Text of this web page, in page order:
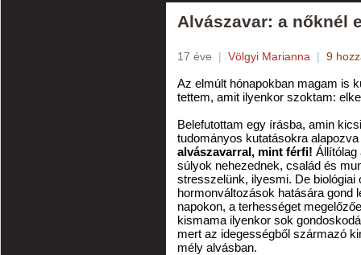
Alvászavar: a nőknél
17 éve | Völgyi Marianna | 9
Az elmúlt hónapokban magam is
tettem, amit ilyenkor szoktam:
Belefutottam egy írásba, amin
tudományos kutatásokra
alvászavarral, mint férfi! Állítólag
súlyok nehezednek, család és
stresszelünk, ilyesmi. De
hormonváltozások hatására gond
napokon, a terhességet
kismama ilyenkor sok
mert az idegességből származó
mély alvásban.